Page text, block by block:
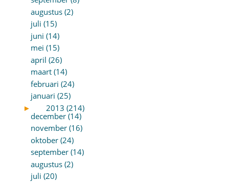
augustus (2)
juli (15)
juni (14)
mei (15)
april (26)
maart (14)
februari (24)
januari (25)
►
2013 (214)
december (14)
november (16)
oktober (24)
september (14)
augustus (2)
juli (20)